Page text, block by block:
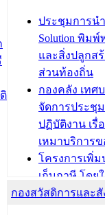
องคมนตรี
สำนักทะเบีย
วารินชำราบ
บ้าน ทร.14 แ
ประชาชนบุค
ได้รับการเพิ่
(ท.ร.14) กร
อนุญาตให้มี
ประชุมคณะก
ควบคุมภายใ
โรงเรียน/ศูน
ประชุมการนำ
Solution พิม
และสิ่งปลูกส
ส่วนท้องถิ่น
กองคลัง เทศ
จัดการประชุ
ปฏิบัติงาน เรื่
เหมาบริการข
โครงการเพิ่
เก็บภาษี โดย
พัฒนาการจัดเ
กองสวัสดิการและสั